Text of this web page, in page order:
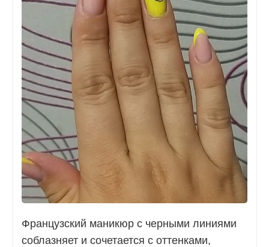
Французский маникюр с черными линиями
соблазняет и сочетается с оттенками,